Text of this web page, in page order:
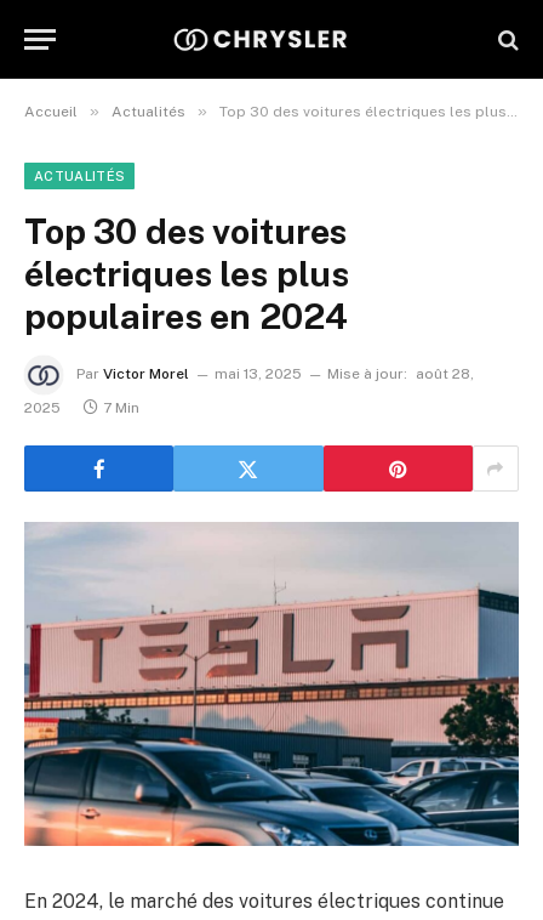
Accueil » Actualités » Top 30 des voitures électriques les plus populaires en 2024
ACTUALITÉS
Top 30 des voitures
électriques les plus
populaires en 2024
Par Victor Morel mai 13, 2025 Mise à jour:
août 28,
2025
7 Min
En 2024, le marché des voitures électriques continue